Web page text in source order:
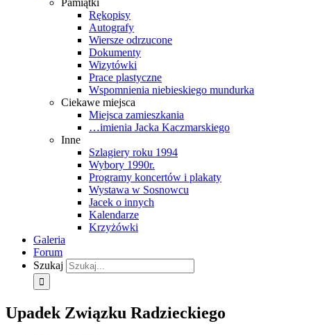
Pamiątki
Rękopisy
Autografy
Wiersze odrzucone
Dokumenty
Wizytówki
Prace plastyczne
Wspomnienia niebieskiego mundurka
Ciekawe miejsca
Miejsca zamieszkania
…imienia Jacka Kaczmarskiego
Inne
Szlagiery roku 1994
Wybory 1990r.
Programy koncertów i plakaty
Wystawa w Sosnowcu
Jacek o innych
Kalendarze
Krzyżówki
Galeria
Forum
Szukaj
Upadek Związku Radzieckiego